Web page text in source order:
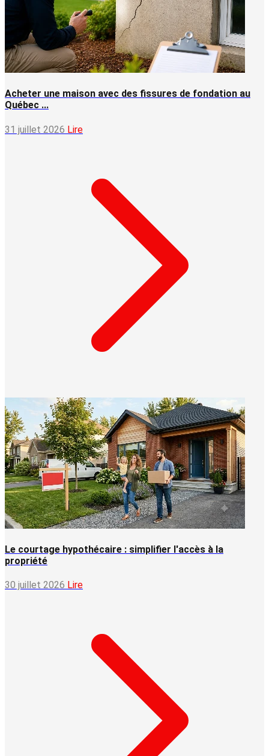
Acheter une maison avec des fissures de fondation au
Québec ...
31 juillet 2026 Lire
Le courtage hypothécaire : simplifier l'accès à la
propriété
30 juillet 2026 Lire